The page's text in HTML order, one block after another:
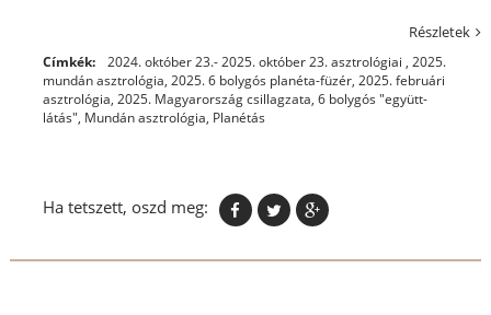
Részletek
Címkék: 2024. október 23.- 2025. október 23. asztrológiai , 2025.
mundán asztrológia, 2025. 6 bolygós planéta-füzér, 2025. februári
asztrológia, 2025. Magyarország csillagzata, 6 bolygós "együtt-
látás", Mundán asztrológia, Planétás
Ha tetszett, oszd meg: